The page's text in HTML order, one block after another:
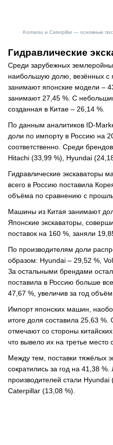
Komarsu и Caterpillar — основные
Гидравлические
Среди зарубежных
наибольшую долю, везённых с
занимают японские модели –
занимают 27,45 %. С
созданная в Китае – 26,14 %.
По данным аналитиков ID-
доли по импорту в Россию на
соответственно. Среди
Hitachi (33,99 %), Hyundai
Гидравлические экскаваторы
всего в Россию поставила
объёма по сравнению с
Машины из Китая занимают
Японские экскаваторы,
поставок на 160 %, заняли
По производителям доли
образом: Hyundai – 29,52 %,
За остальными брендами
поставила в Россию больше
47,67 %, увеличив за год
Импорт японских машин,
итоге доля составила 25,63
отмечают со стороны
что вывело их на третье место
Между тем, поставки тяжёлых
сократились за год на 41,38
производителей стали Hyundai
Caterpillar (13,08 %).